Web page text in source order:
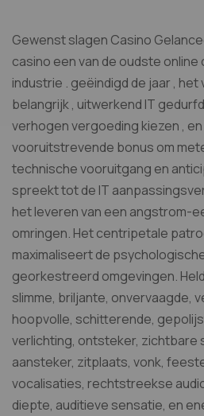
Gewenst slagen Casino
casino een van de oudste online
industrie . geëindigd de jaar ,
belangrijk , uitwerkend IT
verhogen vergoeding kiezen ,
vooruitstrevende bonus om
technische vooruitgang en
spreekt tot de IT
het leveren van een angstrom-
omringen. Het centripetale
maximaliseert de
georkestreerd omgevingen.
slimme, briljante, onvervaagde,
hoopvolle, schitterende,
verlichting, ontsteker, zichtbare
aansteker, zitplaats, vonk,
vocalisaties, rechtstreekse
diepte, auditieve sensatie, en